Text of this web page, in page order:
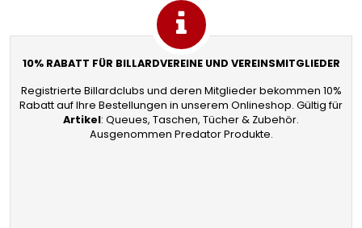
10% RABATT FÜR BILLARDVEREINE UND VEREINSMITGLIEDER
Registrierte Billardclubs und deren Mitglieder bekommen 10%
Rabatt auf Ihre Bestellungen in unserem Onlineshop. Gültig für
Artikel: Queues, Taschen, Tücher & Zubehör.
Ausgenommen Predator Produkte.